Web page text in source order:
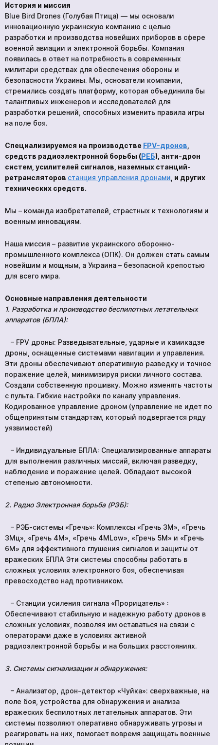
КОМПАНИИ
О НАС
КОНТАКТЫ
Академия
История и миссия
Blue Bird Drones (Голубая Птица) — мы основали
инновационную украинскую компанию с целью
разработки и производства новейших приборов в сфере
военной авиации и электронной борьбы. Компания
появилась в ответ на потребность в современных
милитари средствах для обеспечения обороны и
безопасности Украины. Мы, основатели компании,
стремились создать платформу, которая объединила бы
талантливых инженеров и исследователей для
разработки решений, способных изменить правила игры
на поле боя.
Специализируемся на производстве FPV-дронов
средств радиоэлектронной борьбы (РЕБ), анти-дрон
систем, усилителей сигналов, наземных станций-
ретрансляторов станция управления дронами , и других
технических средств.
Мы – команда изобретателей, страстных к технологиям и
военным инновациям.
Наша миссия – развитие украинского оборонно-
промышленного комплекса (ОПК). Он должен стать самым
новейшим и мощным, а Украина – безопасной крепостью
для всего мира.
Основные направления деятельности
1. Разработка и производство беспилотных летательных
аппаратов (БПЛА):
– FPV дроны: Разведывательные, ударные и камикадзе
дроны, оснащенные системами навигации и управления.
Эти дроны обеспечивают оперативную разведку и точное
поражение целей, минимизируя риски личного состава.
Создали собственную прошивку. Можно изменять частоты
с пульта. Гибкие настройки по каналу управления.
Кодированное управление дроном (управление не идет по
общепринятым стандартам, который подвергается ряду
уязвимостей)
– Индивидуальные БПЛА: Специализированные аппараты
для выполнения различных миссий, включая разведку,
наблюдение и поражение целей. Обладают высокой
степенью автономности.
2. Радио Электронная борьба (РЭБ):
– РЭБ-системы «Гречь»: Комплексы «Гречь 3М», «Гречь
3Мц», «Гречь 4М», «Гречь 4МLow», «Гречь 5М» и «Гречь
6М» для эффективного глушения сигналов и защиты от
вражеских БПЛА Эти системы способны работать в
сложных условиях электронного боя, обеспечивая
превосходство над противником.
– Станции усиления сигнала «Прорицатель» :
Обеспечивают стабильную и надежную работу дронов в
сложных условиях, позволяя им оставаться на связи с
операторами даже в условиях активной
радиоэлектронной борьбы и на больших расстояниях.
3. Системы сигнализации и обнаружения:
– Анализатор, дрон-детектор «Чуйка»: сверхважные, на
поле боя, устройства для обнаружения и анализа
вражеских беспилотных летательных аппаратов. Эти
системы позволяют оперативно обнаруживать угрозы и
реагировать на них, помогает вовремя защищать военные